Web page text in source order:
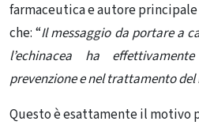
farmaceutica e autore
che: “Il messaggio da portare a
l’echinacea ha
prevenzione e nel trattamento
Questo è esattamente il motivo